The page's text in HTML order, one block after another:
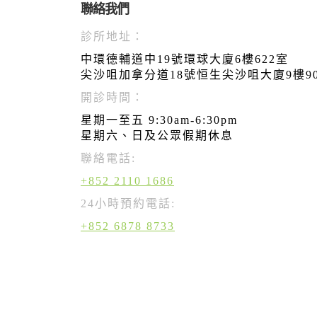
聯絡我們
診所地址：
中環德輔道中19號環球大廈6樓622室
尖沙咀加拿分道18號恒生尖沙咀大廈9樓
開診時間：
星期一至五 9:30am-6:30pm
星期六、日及公眾假期休息
聯絡電話:
+852 2110 1686
24小時預約電話:
+852 6878 8733